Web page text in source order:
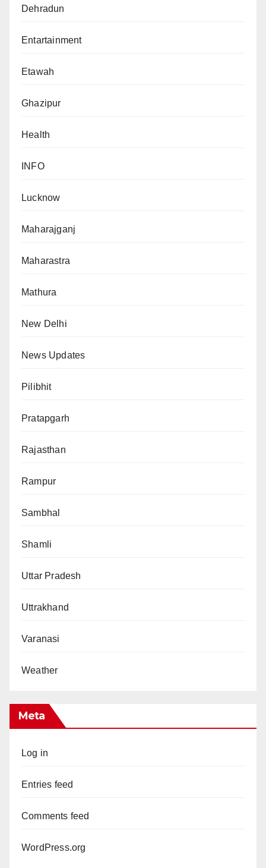
Dehradun
Entartainment
Etawah
Ghazipur
Health
INFO
Lucknow
Maharajganj
Maharastra
Mathura
New Delhi
News Updates
Pilibhit
Pratapgarh
Rajasthan
Rampur
Sambhal
Shamli
Uttar Pradesh
Uttrakhand
Varanasi
Weather
Meta
Log in
Entries feed
Comments feed
WordPress.org